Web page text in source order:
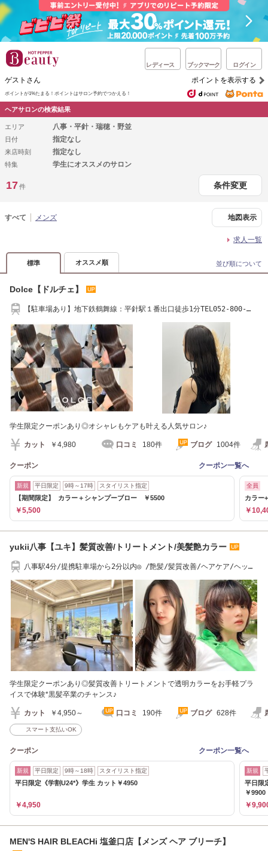
レディース ブックマーク ログイン
ゲストさん ポイントを表示する
ポイントが1%たまる！ ポイントはサロン予約でつかえる！
ヘアサロンの検索結果
エリア 八事・平針・瑞穂・野並
日付 指定なし
来店時刻 指定なし
特集 学生にオススメのサロン
17件 条件変更
すべて メンズ 地図表示
求人一覧
標準 オススメ順 並び順について
Dolce【ドルチェ】
【駐車場あり】地下鉄鶴舞線：平針駅１番出口徒歩1分TEL052-800-
学生限定クーポンあり◎オシャレもケアも叶える人気サロン♪
カット ￥4,980 口コミ 180件 ブログ 1004件
クーポン クーポン一覧へ
新規 平日限定 9時～17時 スタイリスト指定
【期間限定】 カラー＋シャンプーブロー ￥5500
￥5,500
全員
カラー
￥
yukii八事【ユキ】髪質改善/トリートメント/美髪艶カラー
八事駅4分/提携駐車場から2分以内◎ /艶髪/髪質改善/ヘアケア/ヘッド
学生限定クーポンあり◎髪質改善トリートメントで透明カラーをお手軽プラ
イスで体験*黒髪卒業のチャンス♪
カット ￥4,950～ 口コミ 190件 ブログ 628件
スマート支払いOK
クーポン クーポン一覧へ
新規 平日限定 9時～18時 スタイリスト指定
平日限定《学割U24*》学生 カット￥4950
￥4,950
新規
平日限
￥9900
￥
MEN'S HAIR BLEACHi 塩釜口店【メンズ ヘア ブリーチ】